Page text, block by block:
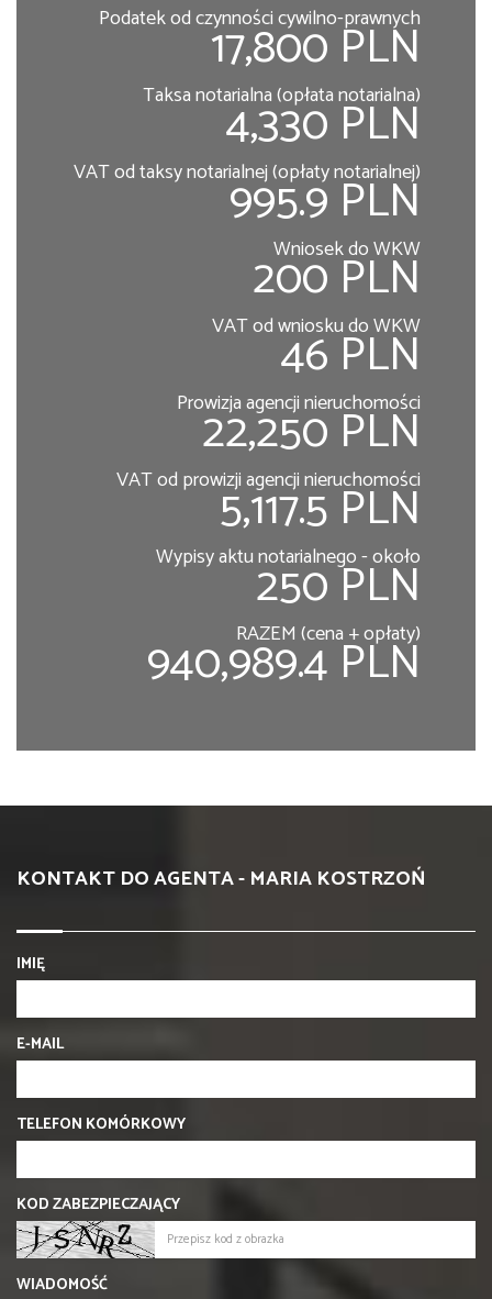
Podatek od czynności cywilno-prawnych
17,800 PLN
Taksa notarialna (opłata notarialna)
4,330 PLN
VAT od taksy notarialnej (opłaty notarialnej)
995.9 PLN
Wniosek do WKW
200 PLN
VAT od wniosku do WKW
46 PLN
Prowizja agencji nieruchomości
22,250 PLN
VAT od prowizji agencji nieruchomości
5,117.5 PLN
Wypisy aktu notarialnego - około
250 PLN
RAZEM (cena + opłaty)
940,989.4 PLN
KONTAKT DO AGENTA - MARIA KOSTRZOŃ
IMIĘ
E-MAIL
TELEFON KOMÓRKOWY
KOD ZABEZPIECZAJĄCY
WIADOMOŚĆ